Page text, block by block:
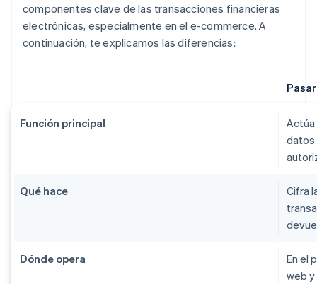
componentes clave de las transacciones financieras
electrónicas, especialmente en el e-commerce. A
continuación, te explicamos las diferencias:
Función principal
Actúa
datos
Qué hace
Cifra
Dónde opera
En el
web